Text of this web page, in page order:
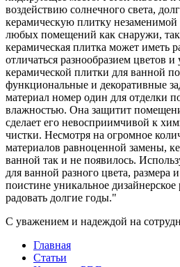
воздействию солнечного света,
керамическую плитку незаменимой
любых помещений как снаружи,
керамическая плитка может иметь
отличаться разнообразием цветов
керамической плитки для ванной
функциональные и декоративные
материал номер один для отделки
влажностью. Она защитит
сделает его невосприимчивой к
чистки. Несмотря на огромное
материалов равноценной замены,
ванной так и не появилось.
для ванной разного цвета, размера
поистине уникальное дизайнерское
радовать долгие годы."
С уважением и надеждой на
Главная
Статьи